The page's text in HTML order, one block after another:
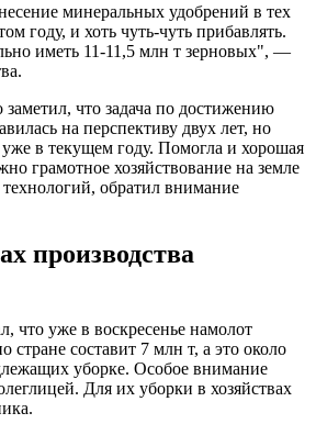
минеральных удобрений в тех
году, и хоть чуть-чуть прибавлять.
иметь 11-11,5 млн т зерновых", —
что задача по достижению
на перспективу двух лет, но
в текущем году. Помогла и хорошая
грамотное хозяйствование на земле
обратил внимание
производства
что уже в воскресенье намолот
стране составит 7 млн т, а это около
уборке. Особое внимание
Для их уборки в хозяйствах